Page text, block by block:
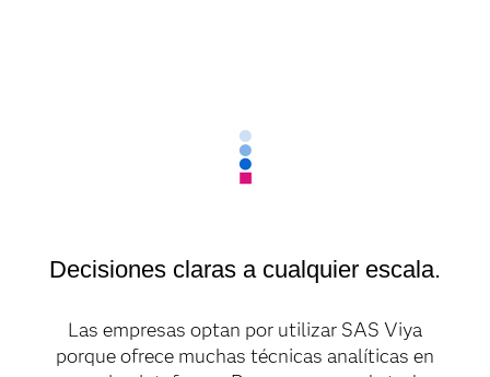
Decisiones claras a cualquier escala.
Las empresas optan por utilizar SAS Viya
porque ofrece muchas técnicas analíticas en